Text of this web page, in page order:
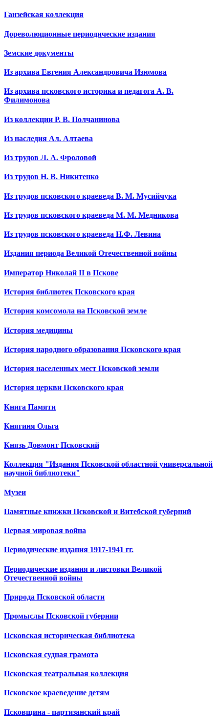
Ганзейская коллекция
Дореволюционные периодические издания
Земские документы
Из архива Евгения Александровича Изюмова
Из архива псковского историка и педагога А. В.
Филимонова
Из коллекции Р. В. Полчанинова
Из наследия Ал. Алтаева
Из трудов Л. А. Фроловой
Из трудов Н. В. Никитенко
Из трудов псковского краеведа В. М. Мусийчука
Из трудов псковского краеведа М. М. Медникова
Из трудов псковского краеведа Н.Ф. Левина
Издания периода Великой Отечественной войны
Император Николай II в Пскове
История библиотек Псковского края
История комсомола на Псковской земле
История медицины
История народного образования Псковского края
История населенных мест Псковской земли
История церкви Псковского края
Книга Памяти
Княгиня Ольга
Князь Довмонт Псковский
Коллекция "Издания Псковской областной универсальной
научной библиотеки"
Музеи
Памятные книжки Псковской и Витебской губерний
Первая мировая война
Периодические издания 1917-1941 гг.
Периодические издания и листовки Великой
Отечественной войны
Природа Псковской области
Промыслы Псковской губернии
Псковская историческая библиотека
Псковская судная грамота
Псковская театральная коллекция
Псковское краеведение детям
Псковщина - партизанский край